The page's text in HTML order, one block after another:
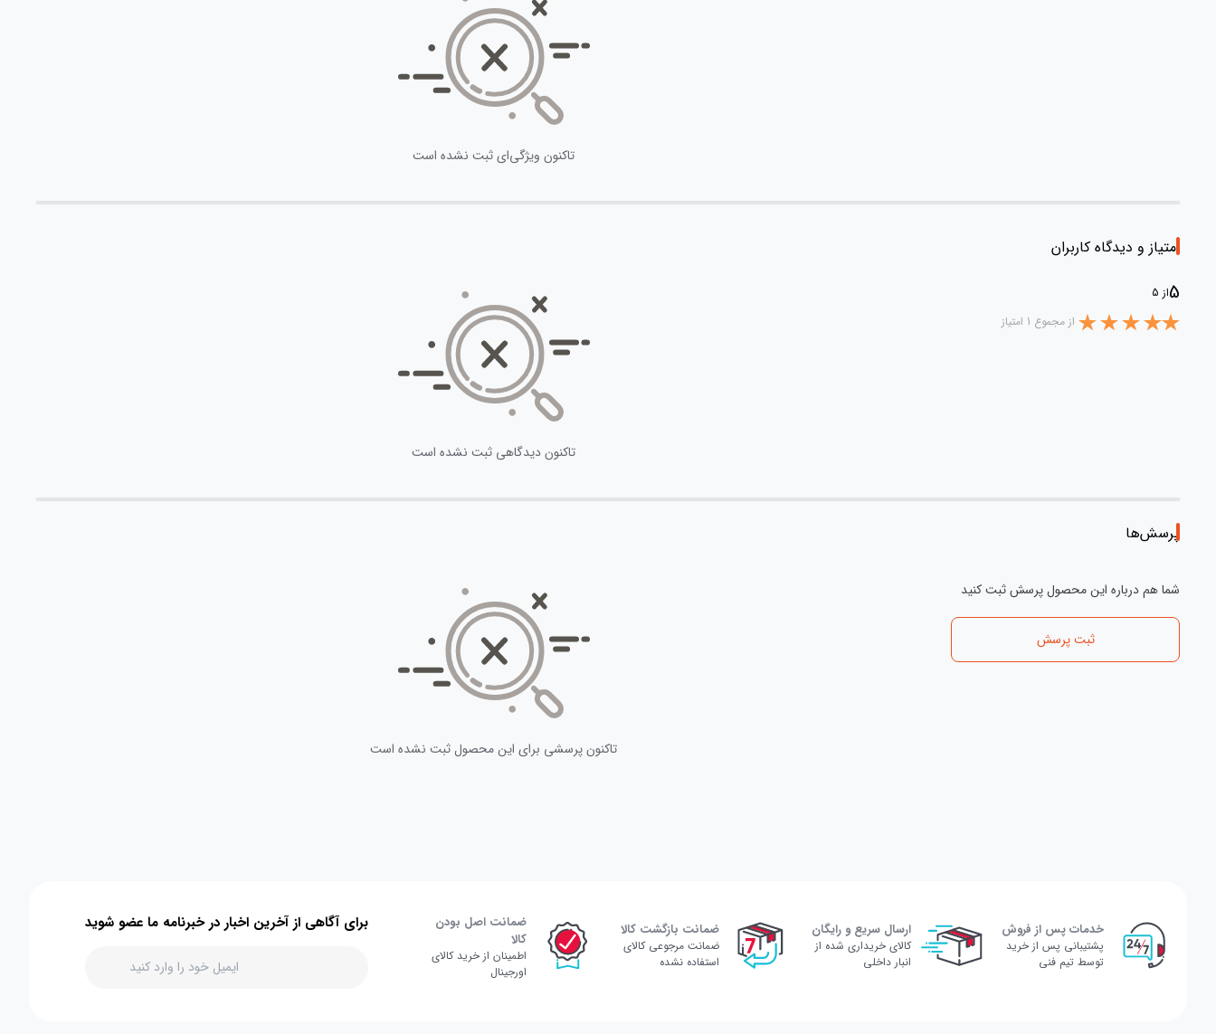
تاکنون ویژگی‌ای ثبت نشده است
امتیاز و دیدگاه کاربران
5از 5
از مجموع 1 امتیاز
تاکنون دیدگاهی ثبت نشده است
پرسش‌ها
شما هم درباره این محصول پرسش ثبت کنید
ثبت پرسش
تاکنون پرسشی برای این محصول ثبت نشده است
خدمات پس از فروش
پشتیبانی پس از خرید
توسط تیم فنی
ارسال سریع و رایگان
کالای خریداری شده از
انبار داخلی
ضمانت بازگشت کالا
ضمانت مرجوعی کالای
استفاده نشده
ضمانت اصل بودن
کالا
اطمینان از خرید کالای
اورجینال
برای آگاهی از آخرین اخبار در خبرنامه ما عضو شوید